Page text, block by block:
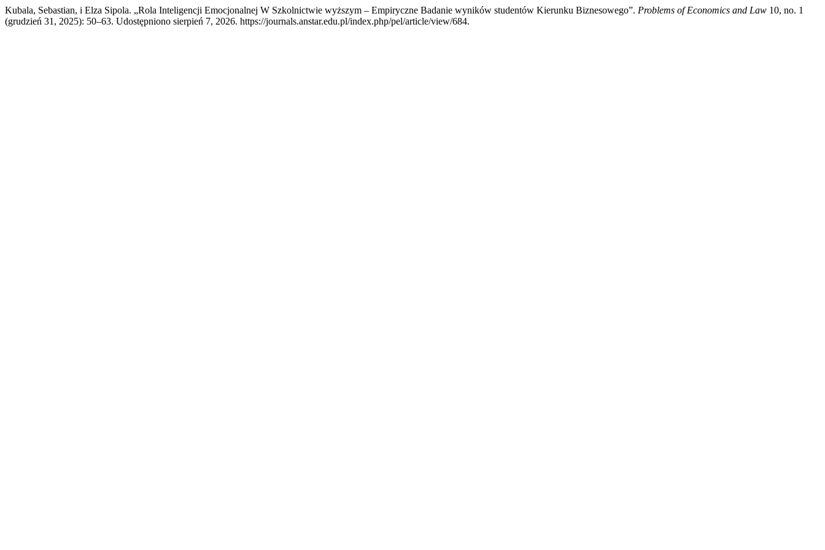
Kubala, Sebastian, i Elza Sipola. „Rola Inteligencji Emocjonalnej W Szkolnictwie wyższym – Empiryczne Badanie wyników studentów Kierunku Biznesowego”. Problems of Economics and Law 10, no. 1
(grudzień 31, 2025): 50–63. Udostępniono sierpień 7, 2026. https://journals.anstar.edu.pl/index.php/pel/article/view/684.